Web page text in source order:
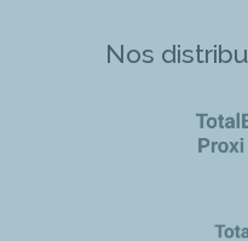
Nos